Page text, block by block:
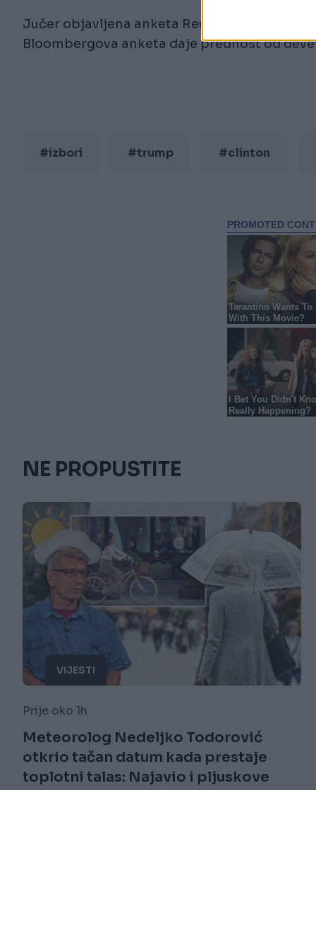
Jučer objavljena anketa Reuters/Ipsis daje
Bloombergova anketa daje prednost od
#izbori #trump #clinton
NE PROPUSTITE
VIJESTI
Prije oko 1h
Meteorolog Nedeljko Todorović
otkrio tačan datum kada prestaje
toplotni talas: Najavio i pljuskove